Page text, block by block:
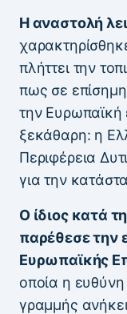
Η αναστολή
πλήττει την
πως σε
την Ευρωπαϊκή
ξεκάθαρη: η
Περιφέρεια
για την
Ο ίδιος κατά
παρέθεσε την
Ευρωπαϊκής
οποία η ευθύνη
γραμμής